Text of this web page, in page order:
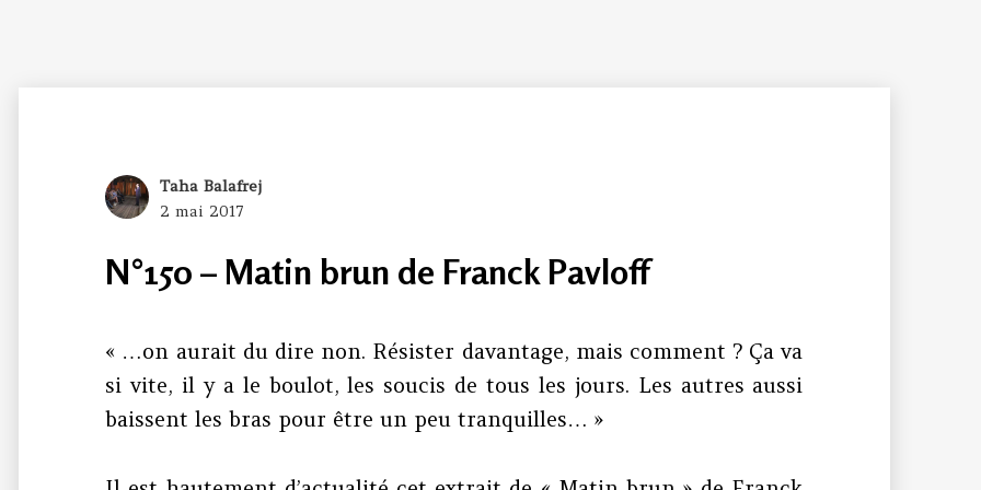
Author
Taha Balafrej
Posted
2 mai 2017
N°150 – Matin brun de Franck Pavloff
« …on aurait du dire non. Résister davantage, mais comment ? Ça va
si vite, il y a le boulot, les soucis de tous les jours. Les autres aussi
baissent les bras pour être un peu tranquilles… »